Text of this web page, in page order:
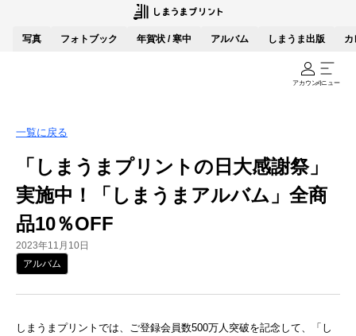
写真 フォトブック 年賀状 / 寒中 アルバム しまうま出版 カ
アカウントメニュー
一覧に戻る
「しまうまプリントの日大感謝祭」
実施中！「しまうまアルバム」全商
品10％OFF
2023年11月10日
アルバム
しまうまプリントでは、ご登録会員数500万人突破を記念して、「し